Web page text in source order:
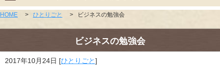
HOME > ひとりごと > ビジネスの勉強会
ビジネスの勉強会
2017年10月24日 [ひとりごと]